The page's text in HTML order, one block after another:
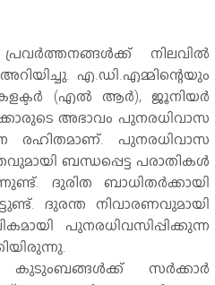
നിലവില്‍
എ.ഡി.എമ്മിന്റെയും
കളക്ടര്‍ (എല്‍ ആര്‍), ജൂനിയര്‍
അഭാവം പുനരധിവാസ
രഹിതമാണ്. പുനരധിവാസ
ബന്ധപ്പെട്ട പരാതികള്‍
ദുരിത ബാധിതര്‍ക്കായി
ദുരന്ത നിവാരണവുമായി
പുനരധിവസിപ്പിക്കുന്ന
സര്‍ക്കാര്‍